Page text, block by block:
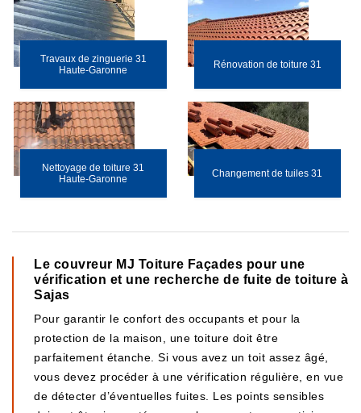
Travaux de zinguerie 31
Haute-Garonne
Rénovation de toiture 31
Nettoyage de toiture 31
Haute-Garonne
Changement de tuiles 31
Le couvreur MJ Toiture Façades pour une
vérification et une recherche de fuite de toiture à
Sajas
Pour garantir le confort des occupants et pour la
protection de la maison, une toiture doit être
parfaitement étanche. Si vous avez un toit assez âgé,
vous devez procéder à une vérification régulière, en vue
de détecter d’éventuelles fuites. Les points sensibles